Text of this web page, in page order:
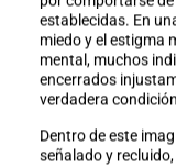
establecidas. En
miedo y el estigma
mental, muchos
encerrados
verdadera
Dentro de este
señalado y